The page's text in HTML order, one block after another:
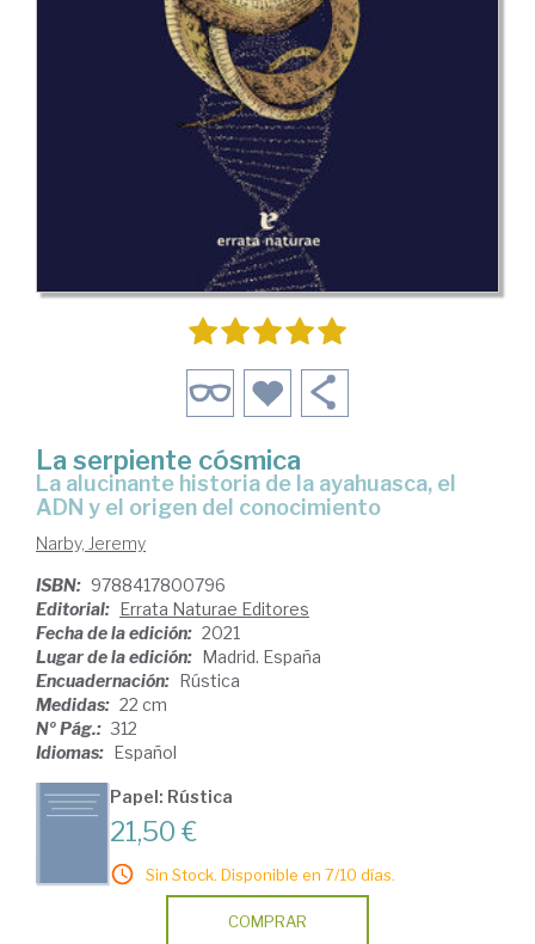
La serpiente cósmica
la alucinante historia de la ayahuasca, el
ADN y el origen del conocimiento
Narby, Jeremy
ISBN: 9788417800796
Editorial: Errata Naturae Editores
Fecha de la edición: 2021
Lugar de la edición: Madrid. España
Encuadernación: Rústica
Medidas: 22 cm
Nº Pág.: 312
Idiomas: Español
Papel: Rústica
21,50 €
Sin Stock. Disponible en 7/10 días.
COMPRAR